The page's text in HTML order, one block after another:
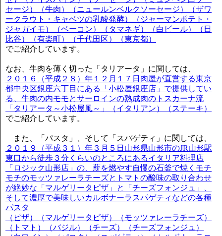
セージ）（牛肉）（ニュールンベルクソーセージ）（ザワ
ークラウト・キャベツの乳酸発酵）（ジャーマンポテト・
ジャガイモ）（ベーコン）（タマネギ）（白ビール）（日
比谷）（有楽町）（千代田区）（東京都）
でご紹介しています。
なお、牛肉を薄く切った「タリアータ」に関しては、
２０１６（平成２８）年１２月１７日肉屋が直営する東京
都中央区銀座六丁目にある「小松屋銀座店」で提供してい
る、牛肉の内モモとサーロインの熟成肉のトスカーナ流
「タリアータ～小松屋風～」（イタリアン）（ステーキ）
でご紹介しています。
また、「パスタ」、そして「スパゲティ」に関しては、
２０１９（平成３１）年３月５日山形県山形市のJR山形駅
東口から徒歩３分くらいのところにあるイタリア料理店
「ロジック山形店」の、薪を燃やす自慢の石釜で焼くモチ
モチのモッツァレーラチーズとトマトの酸味の取り合わせ
が絶妙な「マルゲリータピザ」と「チーズフォンジュ」、
そして濃厚で美味しいカルボナーラスパゲティなどの各種
パスタ
（ピザ）（マルゲリータピザ）（モッツァレーラチーズ）
（トマト）（バジル）（チーズ）（チーズフォンジュ）